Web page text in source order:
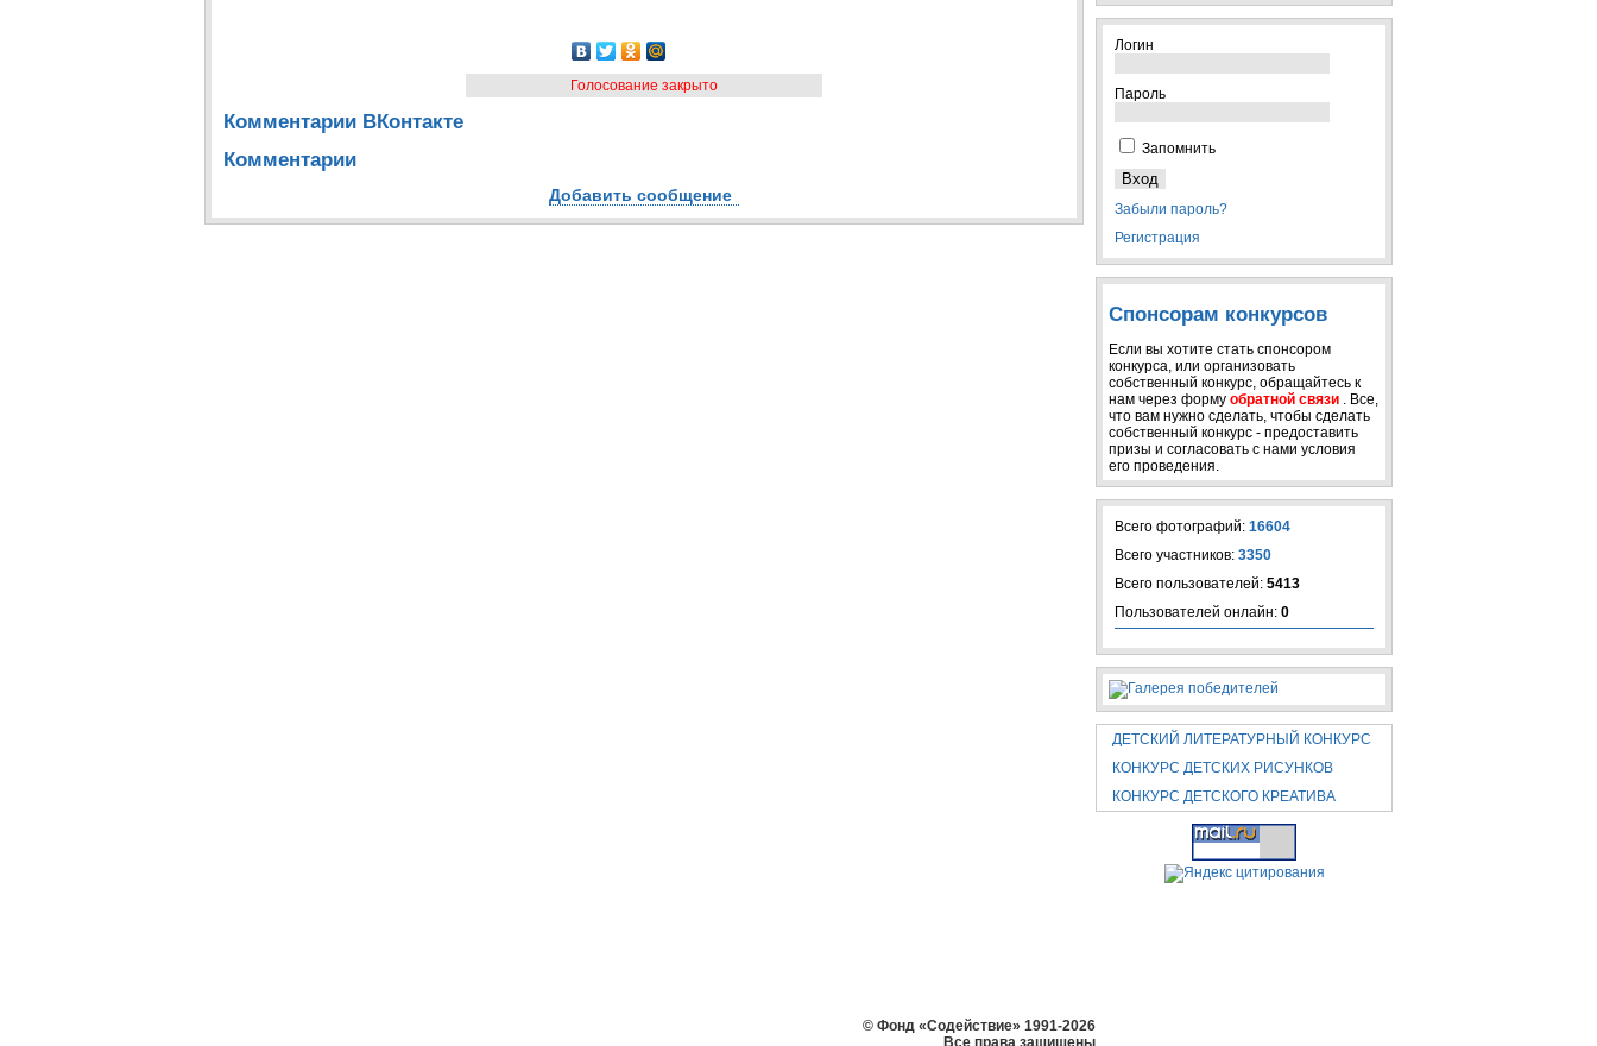
Голосование закрыто
Комментарии ВКонтакте
Комментарии
Добавить сообщение
Логин
Пароль
Запомнить
Забыли пароль?
Регистрация
Спонсорам конкурсов
Если вы хотите стать спонсором
конкурса, или организовать
собственный конкурс, обращайтесь к
нам через форму обратной связи
. Все,
что вам нужно сделать, чтобы сделать
собственный конкурс - предоставить
призы и согласовать с нами условия
его проведения.
Всего фотографий: 16604
Всего участников: 3350
Всего пользователей: 5413
Пользователей онлайн: 0
ДЕТСКИЙ ЛИТЕРАТУРНЫЙ КОНКУРС
КОНКУРС ДЕТСКИХ РИСУНКОВ
КОНКУРС ДЕТСКОГО КРЕАТИВА
© Фонд «Содействие» 1991-2026
Все права защищены